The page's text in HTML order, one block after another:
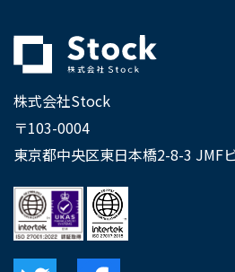
株式会社Stock
〒103-0004
東京都中央区東日本橋2-8-3 JMF